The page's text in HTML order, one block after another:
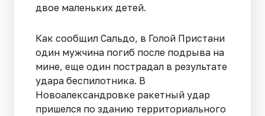
двое маленьких детей.
Как сообщил Сальдо, в Голой Пристани
один мужчина погиб после подрыва на
мине, еще один пострадал в результате
удара беспилотника. В
Новоалександровке ракетный удар
пришелся по зданию территориального